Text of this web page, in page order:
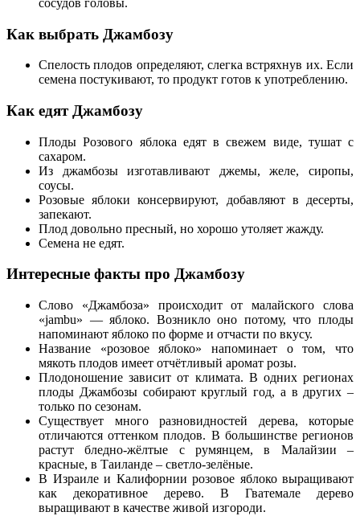
Как выбрать Джамбозу
Спелость плодов определяют, слегка встряхнув их. Если
семена постукивают, то продукт готов к употреблению.
Как едят Джамбозу
Плоды Розового яблока едят в свежем виде, тушат с
сахаром.
Из джамбозы изготавливают джемы, желе, сиропы,
соусы.
Розовые яблоки консервируют, добавляют в десерты,
запекают.
Плод довольно пресный, но хорошо утоляет жажду.
Семена не едят.
Интересные факты про Джамбозу
Слово «Джамбоза» происходит от малайского слова
«jambu» — яблоко. Возникло оно потому, что плоды
напоминают яблоко по форме и отчасти по вкусу.
Название «розовое яблоко» напоминает о том, что
мякоть плодов имеет отчётливый аромат розы.
Плодоношение зависит от климата. В одних регионах
плоды Джамбозы собирают круглый год, а в других –
только по сезонам.
Существует много разновидностей дерева, которые
отличаются оттенком плодов. В большинстве регионов
растут бледно-жёлтые с румянцем, в Малайзии –
красные, в Таиланде – светло-зелёные.
В Израиле и Калифорнии розовое яблоко выращивают
как декоративное дерево. В Гватемале дерево
выращивают в качестве живой изгороди.